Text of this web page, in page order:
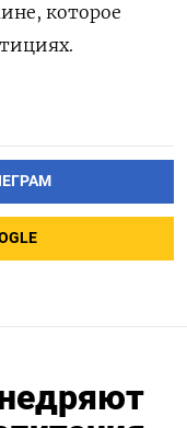
которое